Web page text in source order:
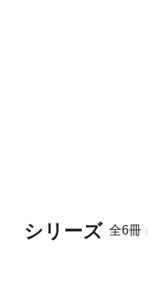
シリーズ 全6冊